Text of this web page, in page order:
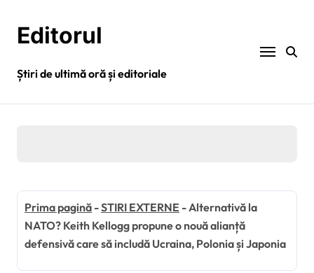
conținutEditorul
Știri de ultimă oră și editoriale
Prima pagină -STIRI EXTERNE - Alternativă la
NATO? Keith Kellogg propune o nouă alianță
defensivă care să includă Ucraina, Polonia și Japonia